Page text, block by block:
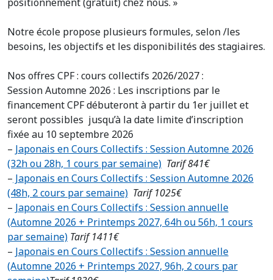
Notre école propose plusieurs formules, selon /les
besoins, les objectifs et les disponibilités des stagiaires.
Nos offres CPF : cours collectifs 2026/2027 :
Session Automne 2026 : Les inscriptions par le
financement CPF débuteront à partir du 1er juillet et
seront possibles jusqu’à la date limite d’inscription
fixée au 10 septembre 2026
– Japonais en Cours Collectifs : Session Automne 2026
(32h ou 28h, 1 cours par semaine) Tarif 841€
– Japonais en Cours Collectifs : Session Automne 2026
(48h, 2 cours par semaine) Tarif 1025€
– Japonais en Cours Collectifs : Session annuelle
(Automne 2026 + Printemps 2027, 64h ou 56h, 1 cours
par semaine) Tarif 1411€
– Japonais en Cours Collectifs : Session annuelle
(Automne 2026 + Printemps 2027, 96h, 2 cours par